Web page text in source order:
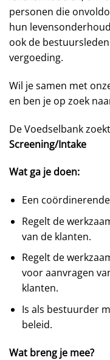
personen die
hun
ook de
vergoeding.
Wil je samen met
en ben je op zoek
De Voedselbank
Screening/Intake
Wat ga je doen:
Een
Regelt de
van de klanten.
Regelt de
voor aanvragen
klanten.
Is als bestuurder
beleid.
Wat breng je mee?